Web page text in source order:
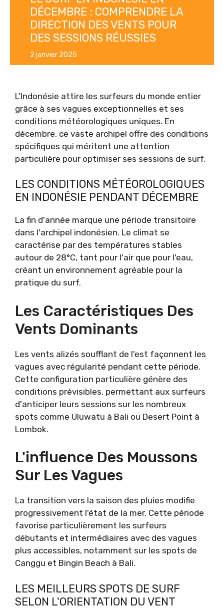
DÉCEMBRE : COMPRENDRE LA
DIRECTION DES VENTS POUR
DES SESSIONS RÉUSSIES
2 janvier 2025
L'Indonésie attire les surfeurs du monde entier
grâce à ses vagues exceptionnelles et ses
conditions météorologiques uniques. En
décembre, ce vaste archipel offre des conditions
spécifiques qui méritent une attention
particulière pour optimiser ses sessions de surf.
LES CONDITIONS MÉTÉOROLOGIQUES
EN INDONÉSIE PENDANT DÉCEMBRE
La fin d'année marque une période transitoire
dans l'archipel indonésien. Le climat se
caractérise par des températures stables
autour de 28°C, tant pour l'air que pour l'eau,
créant un environnement agréable pour la
pratique du surf.
Les Caractéristiques Des
Vents Dominants
Les vents alizés soufflant de l'est façonnent les
vagues avec régularité pendant cette période.
Cette configuration particulière génère des
conditions prévisibles, permettant aux surfeurs
d'anticiper leurs sessions sur les nombreux
spots comme Uluwatu à Bali ou Desert Point à
Lombok.
L'influence Des Moussons
Sur Les Vagues
La transition vers la saison des pluies modifie
progressivement l'état de la mer. Cette période
favorise particulièrement les surfeurs
débutants et intermédiaires avec des vagues
plus accessibles, notamment sur les spots de
Canggu et Bingin Beach à Bali.
LES MEILLEURS SPOTS DE SURF
SELON L'ORIENTATION DU VENT